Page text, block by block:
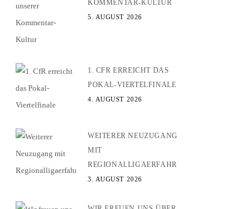
KOMMENTAR-KULTUR
5. AUGUST 2026
1. CFR ERREICHT DAS
POKAL-VIERTELFINALE
4. AUGUST 2026
WEITERER NEUZUGANG
MIT
REGIONALLIGAERFAHRUNG
3. AUGUST 2026